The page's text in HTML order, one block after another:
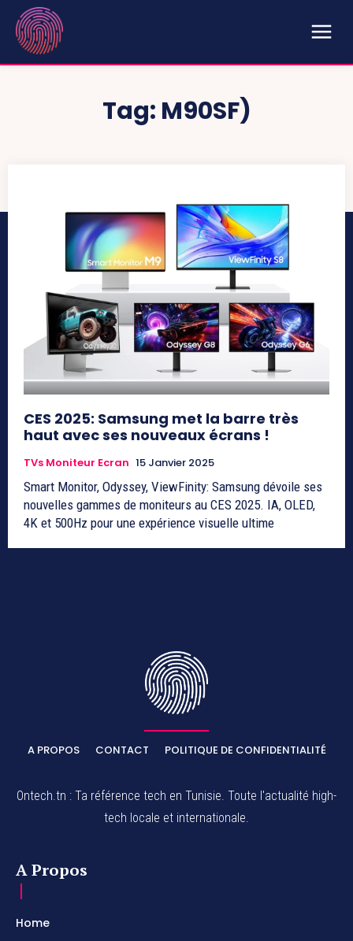
Tag: M90SF)
CES 2025: Samsung met la barre très
haut avec ses nouveaux écrans !
TVs Moniteur Ecran 15 Janvier 2025
Smart Monitor, Odyssey, ViewFinity: Samsung dévoile ses
nouvelles gammes de moniteurs au CES 2025. IA, OLED,
4K et 500Hz pour une expérience visuelle ultime
A PROPOS CONTACT POLITIQUE DE CONFIDENTIALITÉ
Ontech.tn : Ta référence tech en Tunisie. Toute l'actualité high-
tech locale et internationale.
A Propos
Home